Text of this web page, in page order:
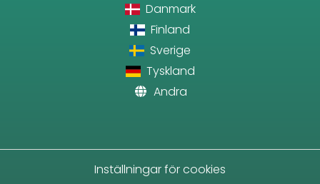
Danmark
Finland
Sverige
Tyskland
Andra
Inställningar för cookies